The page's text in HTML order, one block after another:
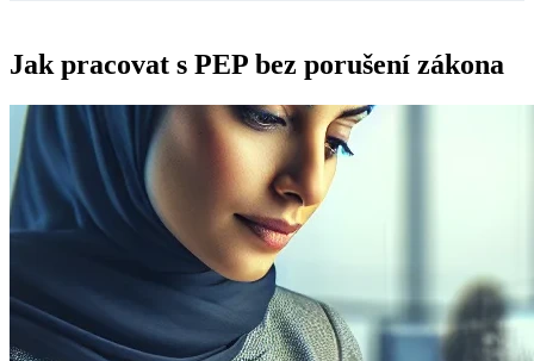
Jak pracovat s PEP bez porušení zákona